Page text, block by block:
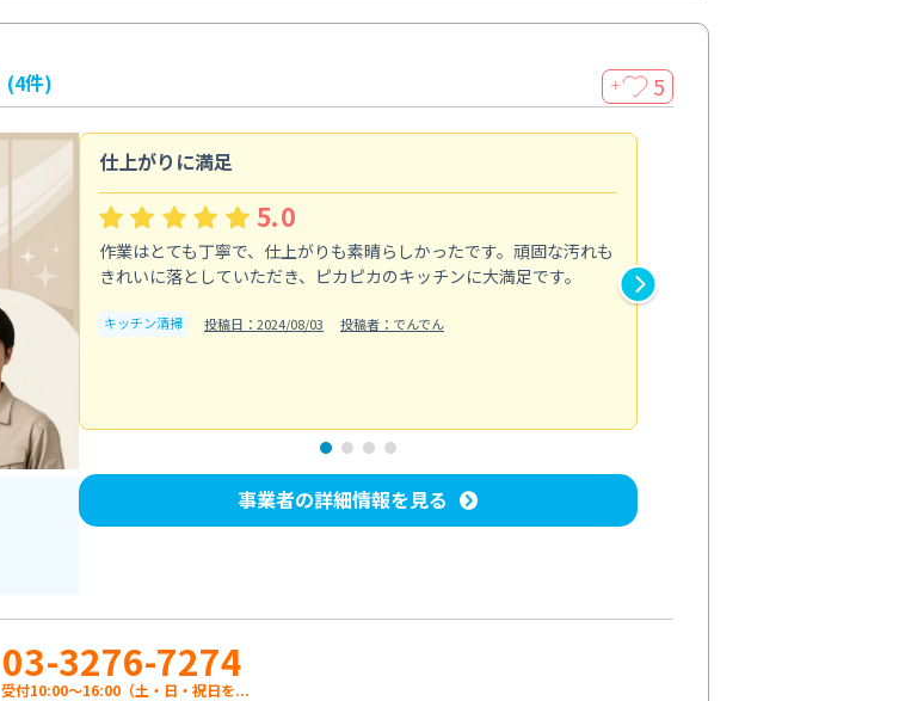
(4件) ＋ 5
仕上がりに満足
5.0
作業はとても丁寧で、仕上がりも素晴らしかったです。頑固な汚れも
きれいに落としていただき、ピカピカのキッチンに大満足です。
キッチン清掃 投稿日：2024/08/03 投稿者：でんでん
事業者の詳細情報を見る
03-3276-7274
受付10:00〜16:00（土・日・祝日を...